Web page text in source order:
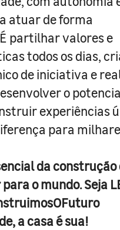
atuar de forma
partilhar valores e
todos os dias,
de iniciativa e
o
experiências
para
da construção
o mundo. Seja
a casa é sua!